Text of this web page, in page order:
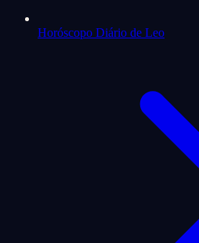
Horóscopo Diário de Leo